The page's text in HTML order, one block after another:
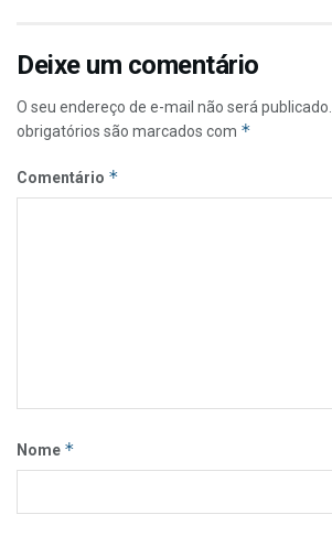
Deixe um comentário
O seu endereço de e-mail não será publicado.
obrigatórios são marcados com *
Comentário *
Nome *